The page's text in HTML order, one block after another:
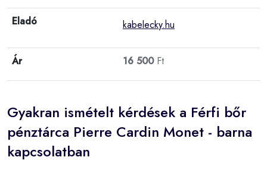
Eladó kabelecky.hu
Ár 16 500Ft
Gyakran ismételt kérdések a Férfi bőr
pénztárca Pierre Cardin Monet - barna
kapcsolatban